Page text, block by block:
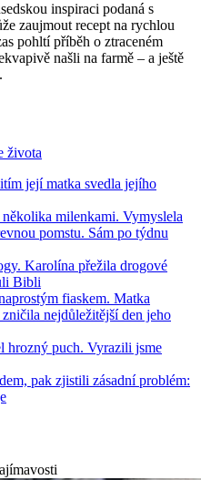
inspiraci podaná s
zaujmout recept na rychlou
pohltí příběh o ztraceném
našli na farmě – a ještě
života
její matka svedla jejího
milenkami. Vymyslela
pomstu. Sám po týdnu
Karolína přežila drogové
Bibli
fiaskem. Matka
nejdůležitější den jeho
hrozný puch. Vyrazili jsme
pak zjistili zásadní problém: